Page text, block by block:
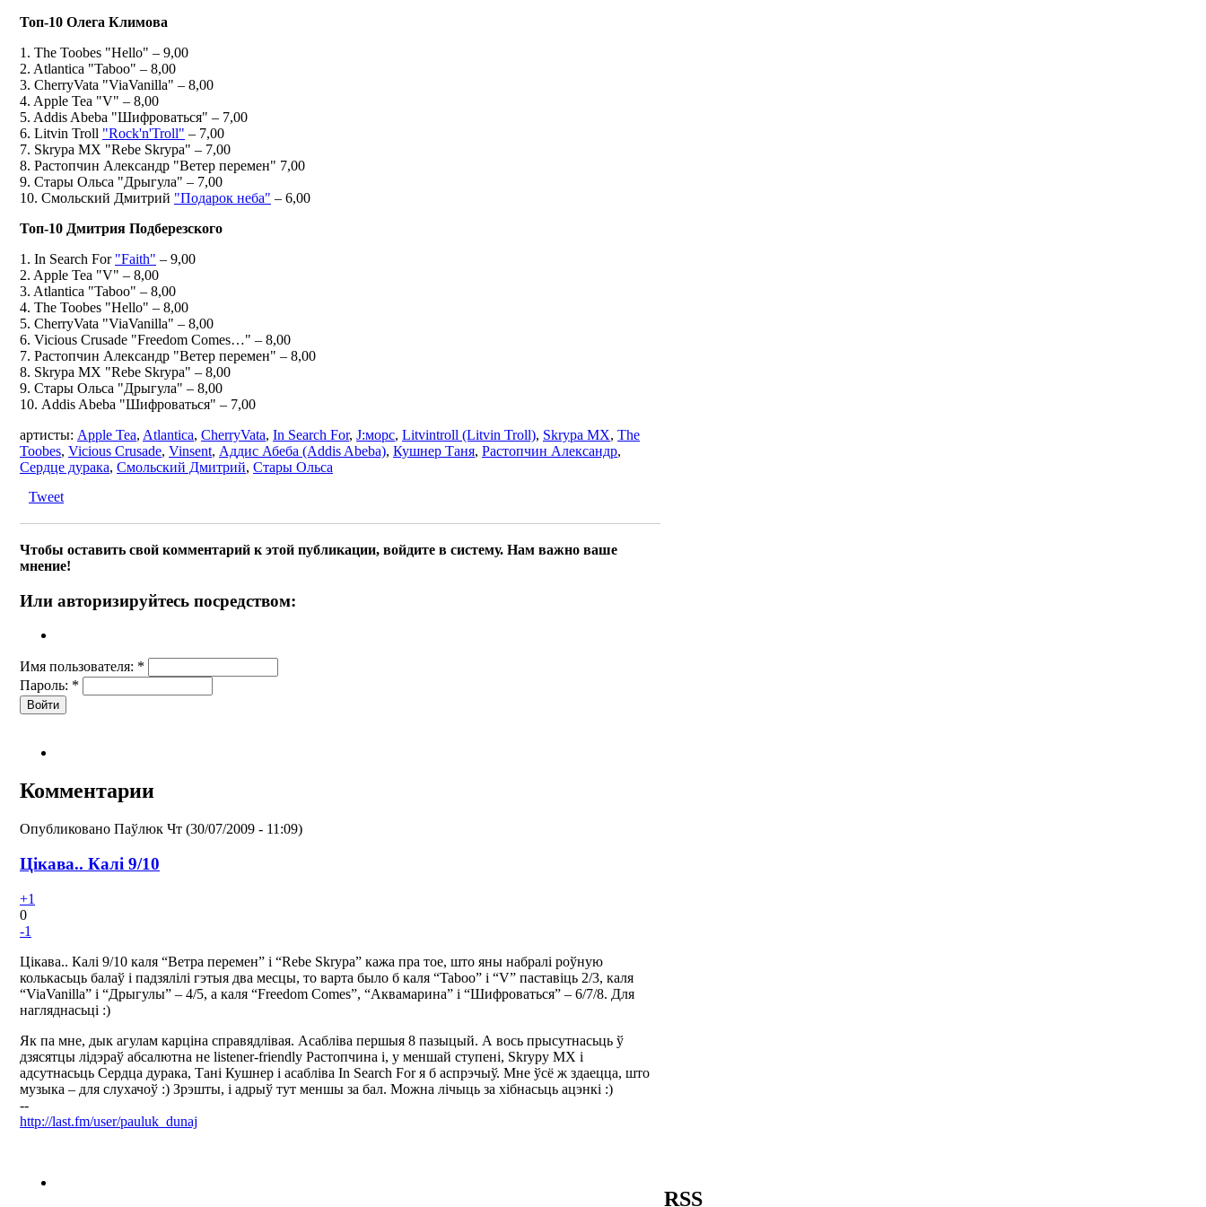
Топ-10 Олега Климова
1. The Toobes "Hello" – 9,00
2. Atlantica "Taboo" – 8,00
3. CherryVata "ViaVanilla" – 8,00
4. Apple Tea "V" – 8,00
5. Addis Abeba "Шифроваться" – 7,00
6. Litvin Troll "Rock'n'Troll" – 7,00
7. Skrypa MX "Rebe Skrypa" – 7,00
8. Растопчин Александр "Ветер перемен" 7,00
9. Стары Ольса "Дрыгула" – 7,00
10. Смольский Дмитрий "Подарок неба" – 6,00
Топ-10 Дмитрия Подберезского
1. In Search For "Faith" – 9,00
2. Apple Tea "V" – 8,00
3. Atlantica "Taboo" – 8,00
4. The Toobes "Hello" – 8,00
5. CherryVata "ViaVanilla" – 8,00
6. Vicious Crusade "Freedom Comes…" – 8,00
7. Растопчин Александр "Ветер перемен" – 8,00
8. Skrypa MX "Rebe Skrypa" – 8,00
9. Стары Ольса "Дрыгула" – 8,00
10. Addis Abeba "Шифроваться" – 7,00
артисты: Apple Tea, Atlantica, CherryVata, In Search For, J:морс, Litvintroll (Litvin Troll), Skrypa MX, The
Toobes, Vicious Crusade, Vinsent, Аддис Абеба (Addis Abeba), Кушнер Таня, Растопчин Александр,
Сердце дурака, Смольский Дмитрий, Стары Ольса
Tweet
Чтобы оставить свой комментарий к этой публикации, войдите в систему. Нам важно ваше
мнение!
Или авторизируйтесь посредством:
Имя пользователя: *
Пароль: *
Комментарии
Опубликовано Паўлюк Чт (30/07/2009 - 11:09)
Цікава.. Калі 9/10
+1
0
-1
Цікава.. Калі 9/10 каля “Ветра перемен” і “Rebe Skrypa” кажа пра тое, што яны набралі роўную
колькасьць балаў і падзялілі гэтыя два месцы, то варта было б каля “Taboo” і “V” паставіць 2/3, каля
“ViaVanilla” і “Дрыгулы” – 4/5, а каля “Freedom Comes”, “Аквамарина” і “Шифроваться” – 6/7/8. Для
нагляднасьці :)
Як па мне, дык агулам карціна справядлівая. Асабліва першыя 8 пазыцый. А вось прысутнасьць ў
дзясятцы лідэраў абсалютна не listener-friendly Растопчина і, у меншай ступені, Skrypy MX і
адсутнасьць Сердца дурака, Тані Кушнер і асабліва In Search For я б аспрэчыў. Мне ўсё ж здаецца, што
музыка – для слухачоў :) Зрэшты, і адрыў тут меншы за бал. Можна лічыць за хібнасьць ацэнкі :)
--
http://last.fm/user/pauluk_dunaj
RSS